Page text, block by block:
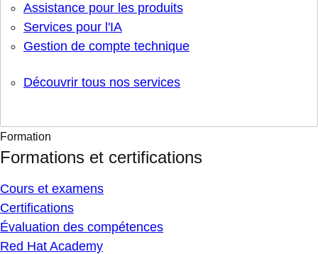
Assistance pour les produits
Services pour l'IA
Gestion de compte technique
Découvrir tous nos services
Formation
Formations et certifications
Cours et examens
Certifications
Évaluation des compétences
Red Hat Academy